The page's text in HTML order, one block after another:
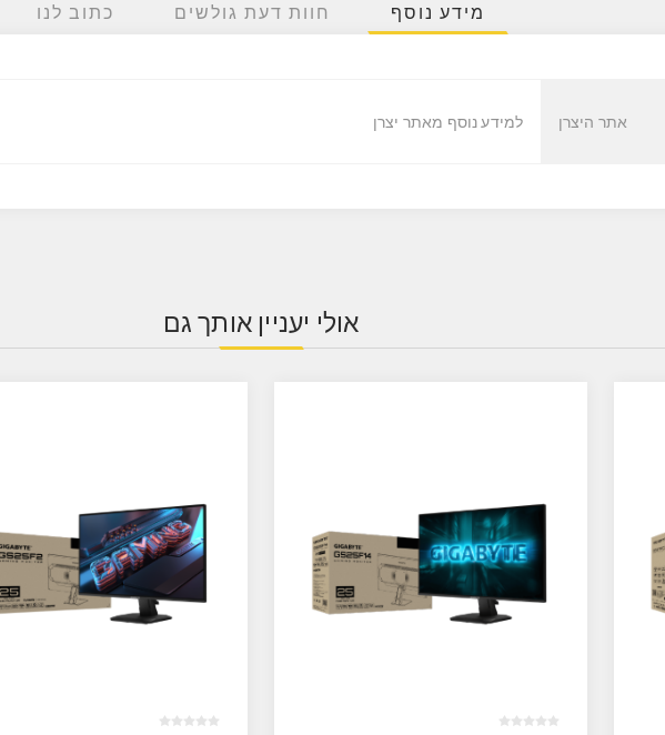
מידע נוסף חוות דעת גולשים כתוב לנו
אתר היצרן למידע נוסף מאתר יצרן
אולי יעניין אותך גם